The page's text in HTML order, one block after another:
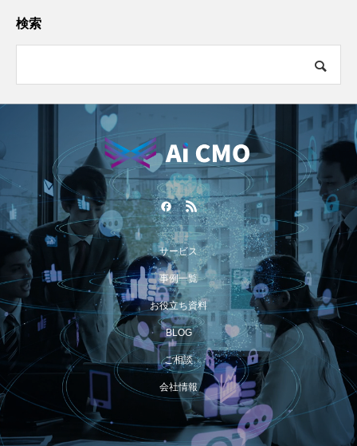
検索
サービス
事例一覧
お役立ち資料
BLOG
ご相談
会社情報